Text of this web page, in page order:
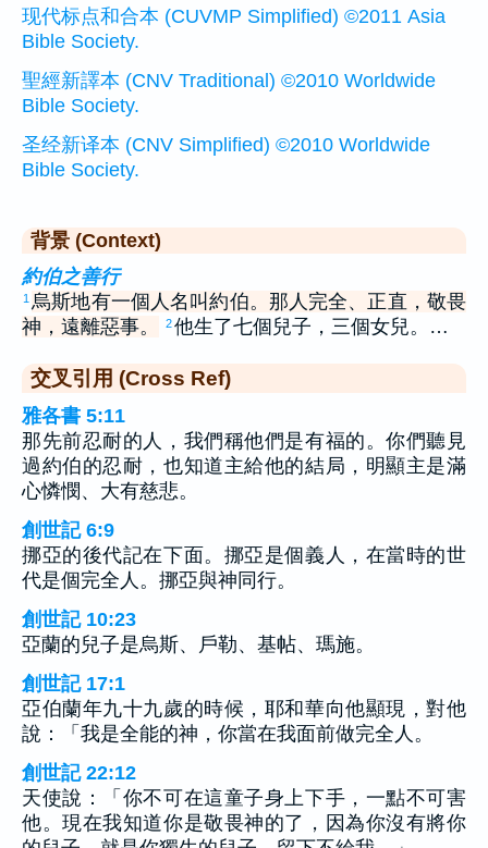
现代标点和合本 (CUVMP Simplified) ©2011 Asia
Bible Society.
聖經新譯本 (CNV Traditional) ©2010 Worldwide
Bible Society.
圣经新译本 (CNV Simplified) ©2010 Worldwide
Bible Society.
背景 (Context)
約伯之善行
1烏斯地有一個人名叫約伯。那人完全、正直，敬畏
神，遠離惡事。
2他生了七個兒子，三個女兒。…
交叉引用 (Cross Ref)
雅各書 5:11
那先前忍耐的人，我們稱他們是有福的。你們聽見
過約伯的忍耐，也知道主給他的結局，明顯主是滿
心憐憫、大有慈悲。
創世記 6:9
挪亞的後代記在下面。挪亞是個義人，在當時的世
代是個完全人。挪亞與神同行。
創世記 10:23
亞蘭的兒子是烏斯、戶勒、基帖、瑪施。
創世記 17:1
亞伯蘭年九十九歲的時候，耶和華向他顯現，對他
說：「我是全能的神，你當在我面前做完全人。
創世記 22:12
天使說：「你不可在這童子身上下手，一點不可害
他。現在我知道你是敬畏神的了，因為你沒有將你